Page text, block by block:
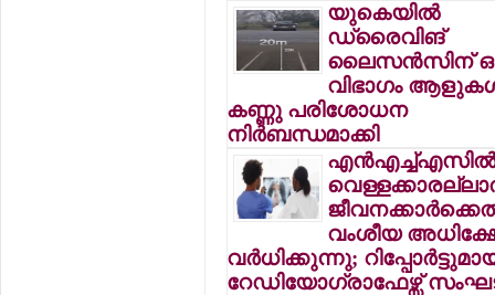
യുകെയില്‍
ഡ്രൈവിങ്
ലൈസന്‍സിന്
വിഭാഗം
കണ്ണു പരിശോധന
നിര്‍ബന്ധമാക്കി
വംശീയ
വര്‍ധിക്കുന്നു;
റേഡിയോഗ്രാഫേഴ്സ്